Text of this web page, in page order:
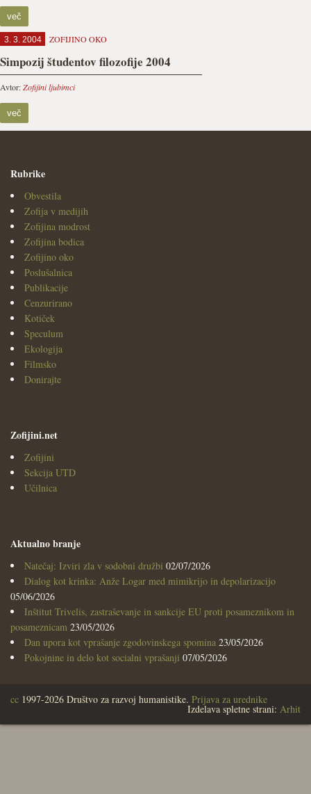
več
3. 3. 2004 ZOFIJINO OKO
Simpozij študentov filozofije 2004
Avtor:Zofijini ljubimci
več
Rubrike
Obvestila
Zofija v medijih
Zofijina modrost
Zofijina bodica
Zofijino oko
Poslušalnica
Publikacije
Cenzurirano
Kotiček
Speculum
Ekologija
Filmsko
Donirajte
Zofijini.net
Zofijini
Sekcija UTD
Učilnica
Aktualno branje
Natečaj: Izviri zla v sodobni družbi 02/07/2026
Dialog kot krinka: Anže Logar med mimikrijo in depolarizacijo
05/06/2026
Inštitut Trivelis, zastraševanje in sankcije EU proti posameznikom in
posameznicam 23/05/2026
Dan upora kot vprašanje zgodovinskega spomina 23/05/2026
Pokojnine in delo kot socialni vprašanji 07/05/2026
cc 1997-2026 Društvo za razvoj humanistike. Prijava za urednike
Izdelava spletne strani: Arhit